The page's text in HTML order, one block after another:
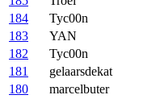
184
Tyc00n
183
YAN
182
Tyc00n
181
gelaarsdekat
180
marcelbuter